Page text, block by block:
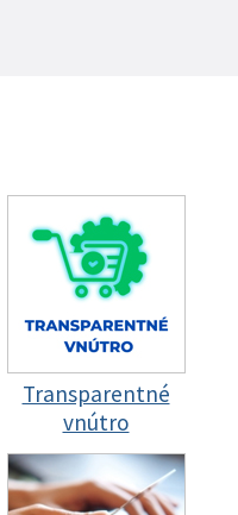
Transparentné
vnútro